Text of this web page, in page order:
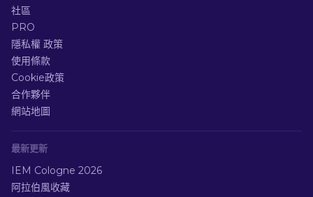
社區
PRO
隱私權 政策
使用條款
Cookie政策
合作夥伴
網站地圖
最新更新
IEM Cologne 2026
阿拉伯風收藏